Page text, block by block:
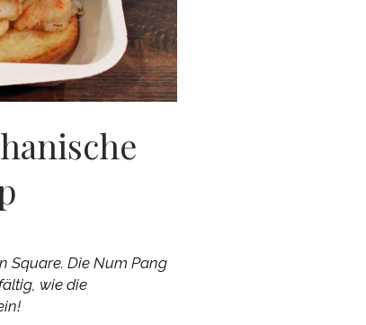
Square. Die Num Pang
wie die